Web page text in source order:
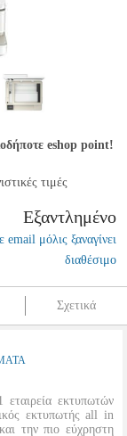
eshop point!
τιμές
Εξαντλημένο
μόλις ξαναγίνει
διαθέσιμο
Σχετικά
εταιρεία εκτυπωτών
εκτυπωτής all in
την πιο εύχρηστη